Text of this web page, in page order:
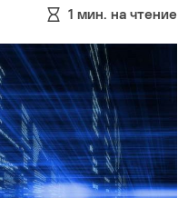
1 мин. на чтение